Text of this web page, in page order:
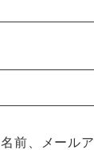
前、メール